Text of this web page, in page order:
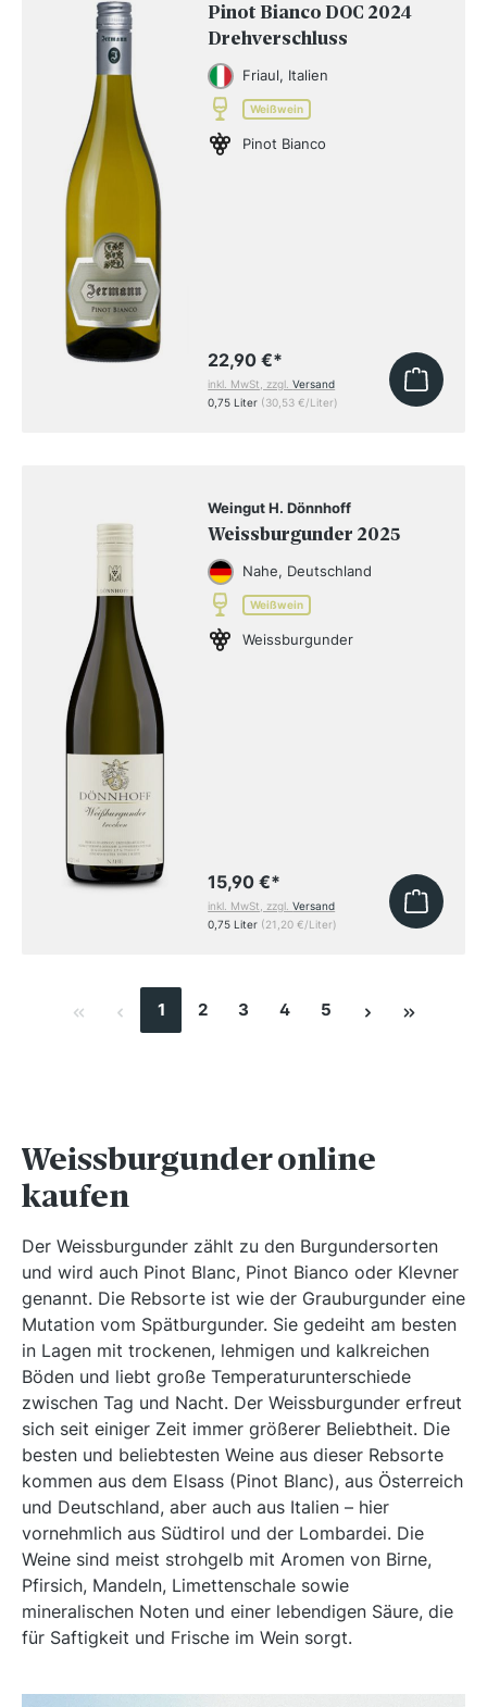
Pinot Bianco DOC 2024
Drehverschluss
Friaul, Italien
Weißwein
Pinot Bianco
22,90 €*
inkl. MwSt, zzgl.Versand
0,75 Liter (30,53 €/Liter)
Weingut H. Dönnhoff
Weissburgunder 2025
Nahe, Deutschland
Weißwein
Weissburgunder
15,90 €*
inkl. MwSt, zzgl.Versand
0,75 Liter (21,20 €/Liter)
1 2 3 4 5
Weissburgunder online
kaufen
Der Weissburgunder zählt zu den Burgundersorten
und wird auch Pinot Blanc, Pinot Bianco oder Klevner
genannt. Die Rebsorte ist wie der Grauburgunder eine
Mutation vom Spätburgunder. Sie gedeiht am besten
in Lagen mit trockenen, lehmigen und kalkreichen
Böden und liebt große Temperaturunterschiede
zwischen Tag und Nacht. Der Weissburgunder erfreut
sich seit einiger Zeit immer größerer Beliebtheit. Die
besten und beliebtesten Weine aus dieser Rebsorte
kommen aus dem Elsass (Pinot Blanc), aus Österreich
und Deutschland, aber auch aus Italien – hier
vornehmlich aus Südtirol und der Lombardei. Die
Weine sind meist strohgelb mit Aromen von Birne,
Pfirsich, Mandeln, Limettenschale sowie
mineralischen Noten und einer lebendigen Säure, die
für Saftigkeit und Frische im Wein sorgt.